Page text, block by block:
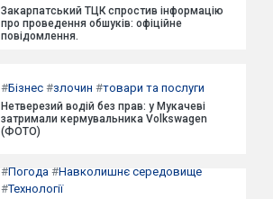
Закарпатський ТЦК спростив інформацію
про проведення обшуків: офіційне
повідомлення.
#Бізнес #злочин #товари та послуги
Нетверезий водій без прав: у Мукачеві
затримали кермувальника Volkswagen
(ФОТО)
#Погода #Навколишнє середовище
#Технології